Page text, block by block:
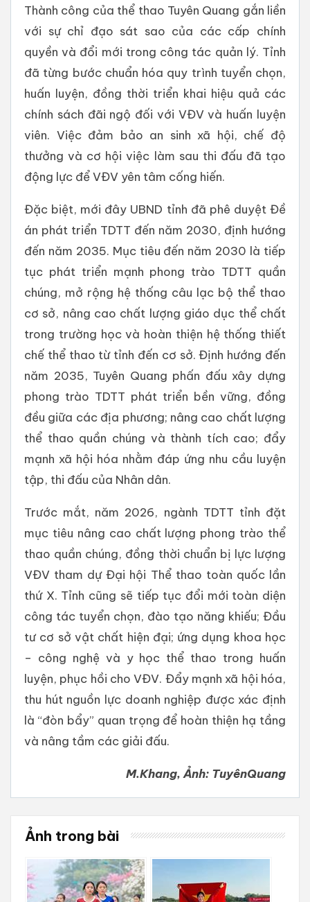
Thành công của thể thao Tuyên Quang gắn liền
với sự chỉ đạo sát sao của các cấp chính
quyền và đổi mới trong công tác quản lý. Tỉnh
đã từng bước chuẩn hóa quy trình tuyển chọn,
huấn luyện, đồng thời triển khai hiệu quả các
chính sách đãi ngộ đối với VĐV và huấn luyện
viên. Việc đảm bảo an sinh xã hội, chế độ
thưởng và cơ hội việc làm sau thi đấu đã tạo
động lực để VĐV yên tâm cống hiến.
Đặc biệt, mới đây UBND tỉnh đã phê duyệt Đề
án phát triển TDTT đến năm 2030, định hướng
đến năm 2035. Mục tiêu đến năm 2030 là tiếp
tục phát triển mạnh phong trào TDTT quần
chúng, mở rộng hệ thống câu lạc bộ thể thao
cơ sở, nâng cao chất lượng giáo dục thể chất
trong trường học và hoàn thiện hệ thống thiết
chế thể thao từ tỉnh đến cơ sở. Định hướng đến
năm 2035, Tuyên Quang phấn đấu xây dựng
phong trào TDTT phát triển bền vững, đồng
đều giữa các địa phương; nâng cao chất lượng
thể thao quần chúng và thành tích cao; đẩy
mạnh xã hội hóa nhằm đáp ứng nhu cầu luyện
tập, thi đấu của Nhân dân.
Trước mắt, năm 2026, ngành TDTT tỉnh đặt
mục tiêu nâng cao chất lượng phong trào thể
thao quần chúng, đồng thời chuẩn bị lực lượng
VĐV tham dự Đại hội Thể thao toàn quốc lần
thứ X. Tỉnh cũng sẽ tiếp tục đổi mới toàn diện
công tác tuyển chọn, đào tạo năng khiếu; Đầu
tư cơ sở vật chất hiện đại; ứng dụng khoa học
– công nghệ và y học thể thao trong huấn
luyện, phục hồi cho VĐV. Đẩy mạnh xã hội hóa,
thu hút nguồn lực doanh nghiệp được xác định
là “đòn bẩy” quan trọng để hoàn thiện hạ tầng
và nâng tầm các giải đấu.
M.Khang, Ảnh: TuyênQuang
Ảnh trong bài